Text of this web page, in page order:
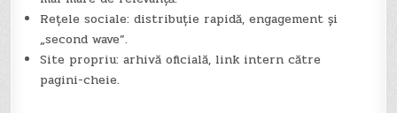
Rețele sociale: distribuție rapidă, engagement și
„second wave”.
Site propriu: arhivă oficială, link intern către
pagini-cheie.